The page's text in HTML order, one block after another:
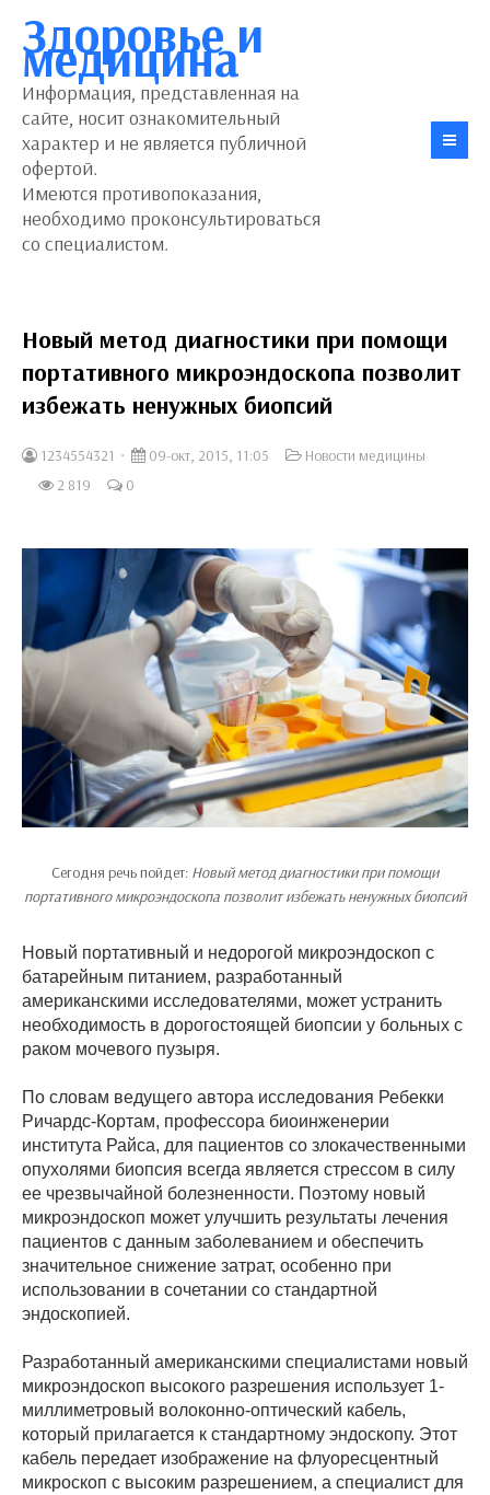
Здоровье и
медицина
Информация, представленная на
сайте, носит ознакомительный
характер и не является публичной
офертой.
Имеются противопоказания,
необходимо проконсультироваться
со специалистом.
Новый метод диагностики при помощи
портативного микроэндоскопа позволит
избежать ненужных биопсий
1234554321 09-окт, 2015, 11:05
Новости медицины
2 819
0
Сегодня речь пойдет: Новый метод диагностики при помощи
портативного микроэндоскопа позволит избежать ненужных биопсий
Новый портативный и недорогой микроэндоскоп с
батарейным питанием, разработанный
американскими исследователями, может устранить
необходимость в дорогостоящей биопсии у больных с
раком мочевого пузыря.
По словам ведущего автора исследования Ребекки
Ричардс-Кортам, профессора биоинженерии
института Райса, для пациентов со злокачественными
опухолями биопсия всегда является стрессом в силу
ее чрезвычайной болезненности. Поэтому новый
микроэндоскоп может улучшить результаты лечения
пациентов с данным заболеванием и обеспечить
значительное снижение затрат, особенно при
использовании в сочетании со стандартной
эндоскопией.
Разработанный американскими специалистами новый
микроэндоскоп высокого разрешения использует 1-
миллиметровый волоконно-оптический кабель,
который прилагается к стандартному эндоскопу. Этот
кабель передает изображение на флуоресцентный
микроскоп с высоким разрешением, а специалист для